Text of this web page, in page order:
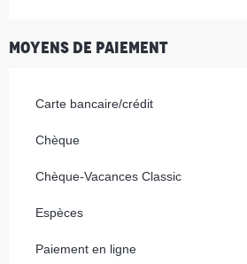
Moyens de paiement
Carte bancaire/crédit
Chèque
Chèque-Vacances Classic
Espèces
Paiement en ligne